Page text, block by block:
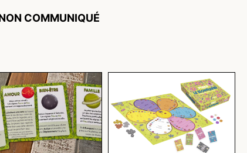
COMMUNIQUÉ